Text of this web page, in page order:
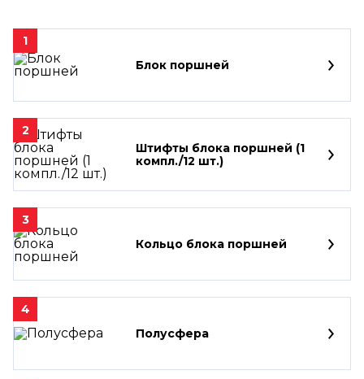
1
Блок поршней
2
Штифты блока поршней (1
компл./12 шт.)
3
Кольцо блока поршней
4
Полусфера